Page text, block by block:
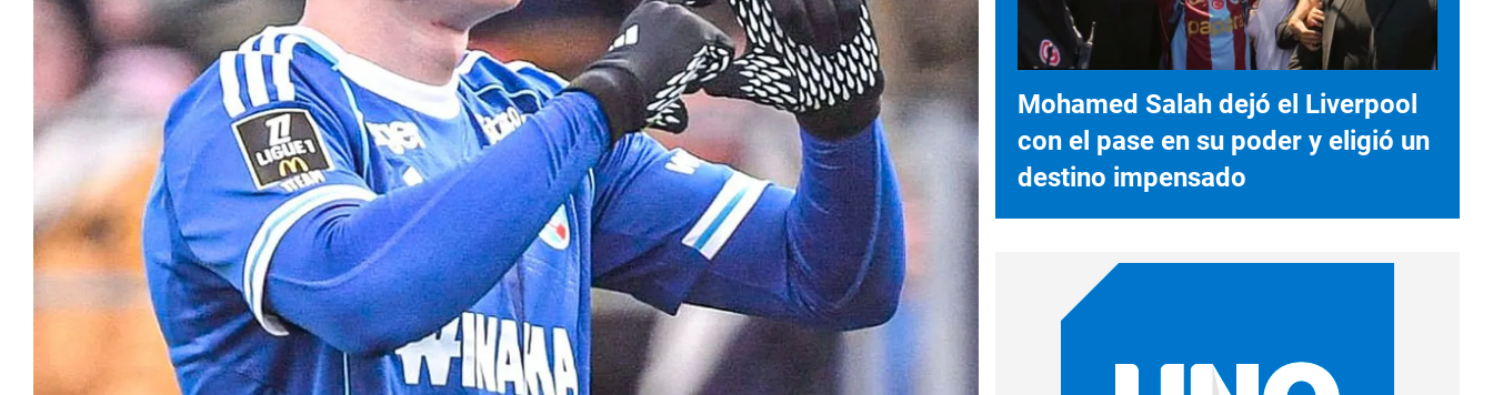
Mohamed Salah dejó el Liverpool
con el pase en su poder y eligió un
destino impensado